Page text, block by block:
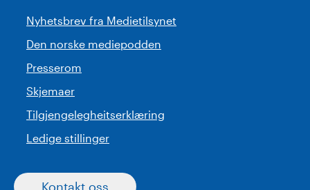
Nyhetsbrev fra Medietilsynet
Den norske mediepodden
Presserom
Skjemaer
Tilgjengelegheitserklæring
Ledige stillinger
Kontakt oss